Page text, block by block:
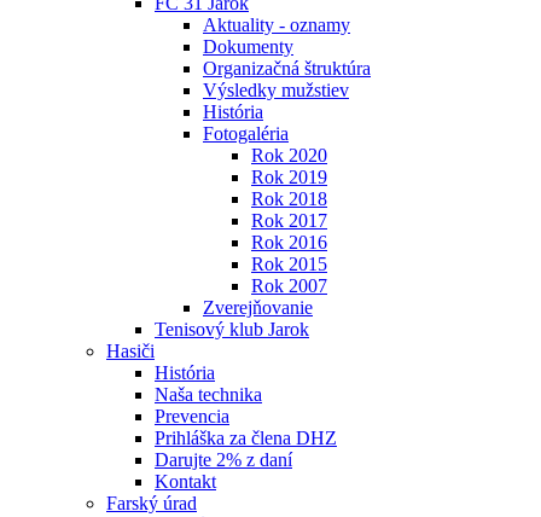
Aktuality - oznamy
Dokumenty
Organizačná štruktúra
Výsledky mužstiev
História
Fotogaléria
Rok 2020
Rok 2019
Rok 2018
Rok 2017
Rok 2016
Rok 2015
Rok 2007
Zverejňovanie
Tenisový klub Jarok
Hasiči
História
Naša technika
Prevencia
Prihláška za člena DHZ
Darujte 2% z daní
Kontakt
Farský úrad